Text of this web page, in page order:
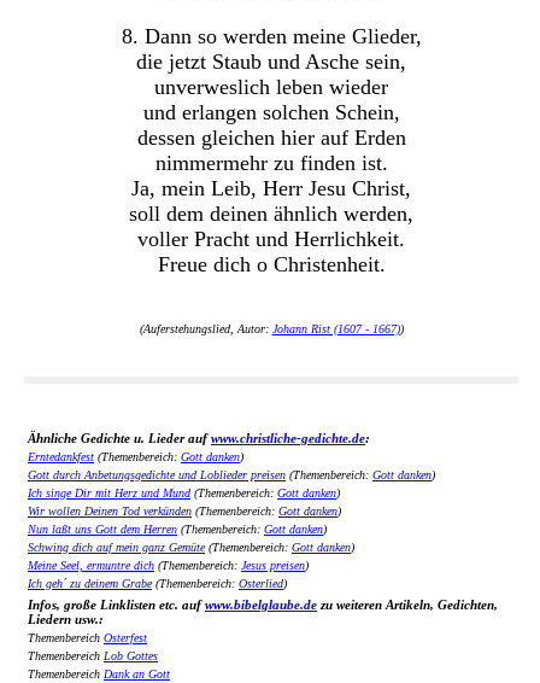
8. Dann so werden meine Glieder,
die jetzt Staub und Asche sein,
unverweslich leben wieder
und erlangen solchen Schein,
dessen gleichen hier auf Erden
nimmermehr zu finden ist.
Ja, mein Leib, Herr Jesu Christ,
soll dem deinen ähnlich werden,
voller Pracht und Herrlichkeit.
Freue dich o Christenheit.
(Auferstehungslied, Autor: Johann Rist (1607 - 1667))
Ähnliche Gedichte u. Lieder aufwww.christliche-gedichte.de:
Erntedankfest (Themenbereich: Gott danken)
Gott durch Anbetungsgedichte und Loblieder preisen (Themenbereich: Gott danken)
Ich singe Dir mit Herz und Mund (Themenbereich: Gott danken)
Wir wollen Deinen Tod verkünden (Themenbereich: Gott danken)
Nun laßt uns Gott dem Herren (Themenbereich: Gott danken)
Schwing dich auf mein ganz Gemüte(Themenbereich: Gott danken)
Meine Seel, ermuntre dich (Themenbereich: Jesus preisen)
Ich geh´ zu deinem Grabe(Themenbereich: Osterlied)
Infos, große Linklisten etc. aufwww.bibelglaube.de zu weiteren Artikeln, Gedichten,
Liedern usw.:
Themenbereich Osterfest
Themenbereich Lob Gottes
Themenbereich Dank an Gott